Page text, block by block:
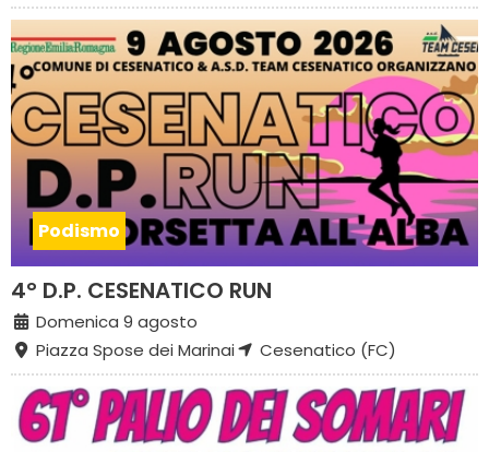
Podismo
4° D.P. CESENATICO RUN
Domenica 9 agosto
Piazza Spose dei Marinai
Cesenatico (FC)